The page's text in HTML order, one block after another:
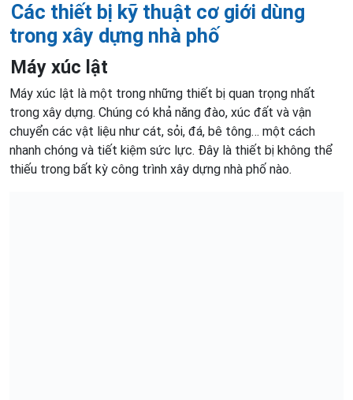
Các thiết bị kỹ thuật cơ giới dùng
trong xây dựng nhà phố
Máy xúc lật
Máy xúc lật là một trong những thiết bị quan trọng nhất
trong xây dựng. Chúng có khả năng đào, xúc đất và vận
chuyển các vật liệu như cát, sỏi, đá, bê tông… một cách
nhanh chóng và tiết kiệm sức lực. Đây là thiết bị không thể
thiếu trong bất kỳ công trình xây dựng nhà phố nào.